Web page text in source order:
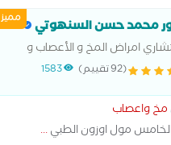
أحدثَ الأساليبِ العلميةِ في
التشنجاتِ الصرعيةِ، حالاتِ
وحالاتِ الأعصابِ المعقدةِ، مع توفيرِ
مميز محمد حسن السنهوتي
امراض المخ و الأعصاب و
الفقري
(92 تقييم) 1583
مخ واعصاب
مول اوزون الطبي...